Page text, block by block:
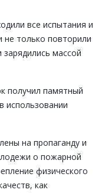
все испытания и
не только повторили
массой
получил памятный
использовании
на пропаганду и
о пожарной
физического
как